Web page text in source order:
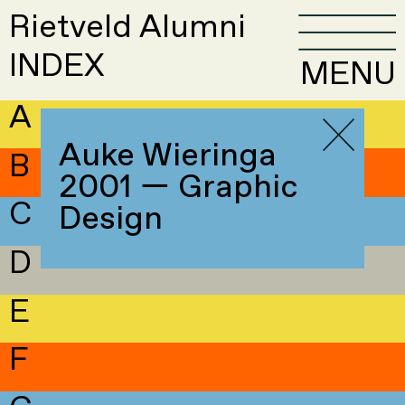
Rietveld Alumni
INDEX
MENU
A
B
C
D
E
F
Auke Wieringa
2001 — Graphic
Design